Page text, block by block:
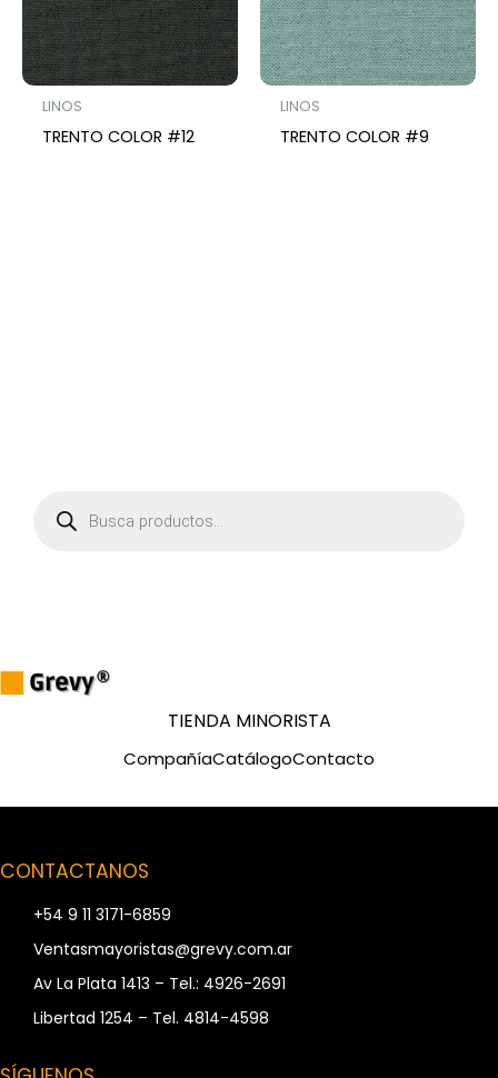
r
c
h
LINOS
TRENTO COLOR #12
LINOS
TRENTO COLOR #9
TIENDA MINORISTA
CompañíaCatálogoContacto
CONTACTANOS
+54 9 11 3171-6859
Ventasmayoristas@grevy.com.ar
Av La Plata 1413 – Tel.: 4926-2691
Libertad 1254 – Tel. 4814-4598